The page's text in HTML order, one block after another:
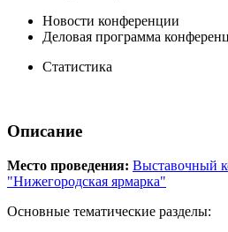
Новости конференции
Деловая программа
Статистика
Описание
Место проведения: Выставочный
"Нижегородская ярмарка"
Основные тематические разделы: